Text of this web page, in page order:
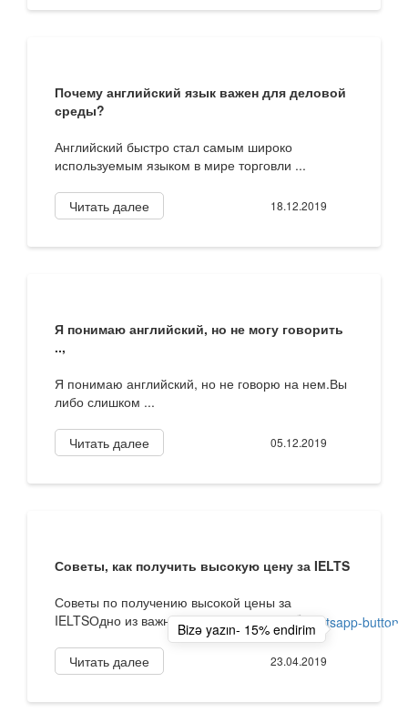
Почему английский язык важен для деловой
среды?
Английский быстро стал самым широко
используемым языком в мире торговли ...
Читать далее 18.12.2019
Я понимаю английский, но не могу говорить
..,
Я понимаю английский, но не говорю на нем.Вы
либо слишком ...
Читать далее 05.12.2019
Советы, как получить высокую цену за IELTS
Советы по получению высокой цены за
IELTSОдно из важнейших условий ...
Читать далее 23.04.2019
Bizə yazın- 15% endirim